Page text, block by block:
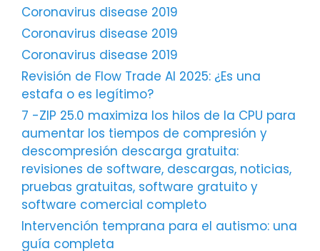
Coronavirus disease 2019
Coronavirus disease 2019
Coronavirus disease 2019
Revisión de Flow Trade AI 2025: ¿Es una
estafa o es legítimo?
7 -ZIP 25.0 maximiza los hilos de la CPU para
aumentar los tiempos de compresión y
descompresión descarga gratuita:
revisiones de software, descargas, noticias,
pruebas gratuitas, software gratuito y
software comercial completo
Intervención temprana para el autismo: una
guía completa